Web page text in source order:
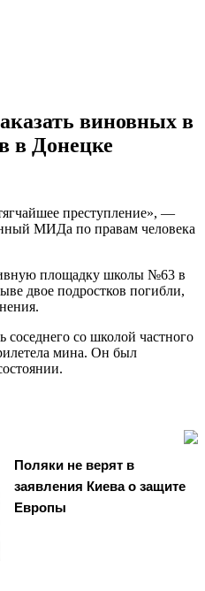
виновных в
в Донецке
преступление», —
МИДа по правам человека
площадку школы №63 в
двое подростков погибли,
соседнего со школой частного
мина. Он был
Поляки не верят в
заявления Киева о защите
Европы